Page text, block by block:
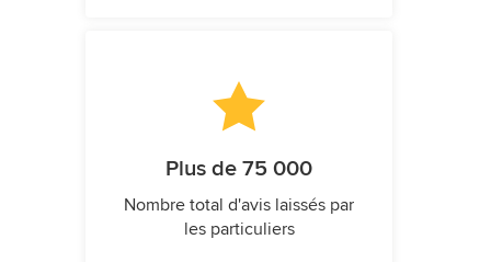
Plus de 75 000
Nombre total d'avis laissés par
les particuliers